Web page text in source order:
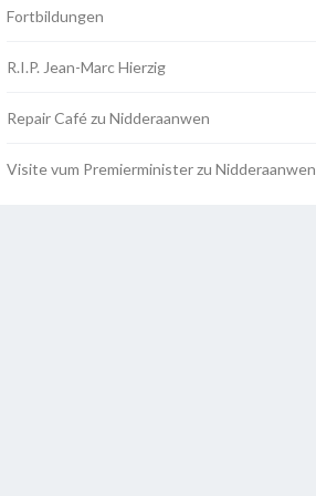
Fortbildungen
R.I.P. Jean-Marc Hierzig
Repair Café zu Nidderaanwen
Visite vum Premierminister zu Nidderaanwen